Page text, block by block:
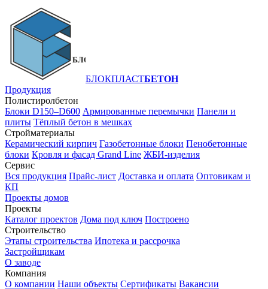
БЛОКПЛАСТБЕТОН
Продукция
Полистиролбетон
Блоки D150–D600 Армированные перемычки Панели и
плиты Тёплый бетон в мешках
Стройматериалы
Керамический кирпич Газобетонные блоки Пенобетонные
блоки Кровля и фасад Grand Line ЖБИ-изделия
Сервис
Вся продукция Прайс-лист Доставка и оплата Оптовикам и
КП
Проекты домов
Проекты
Каталог проектов Дома под ключ Построено
Строительство
Этапы строительства Ипотека и рассрочка
Застройщикам
О заводе
Компания
О компании Наши объекты Сертификаты Вакансии